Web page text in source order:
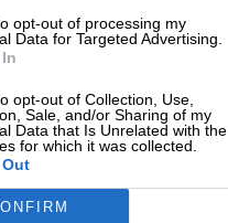
opt-out of processing my
Data for Targeted Advertising.
opt-out of Collection, Use,
Sale, and/or Sharing of my
Data that Is Unrelated with the
for which it was collected.
6.4 cm
1.09 kg
eksploatacyjny